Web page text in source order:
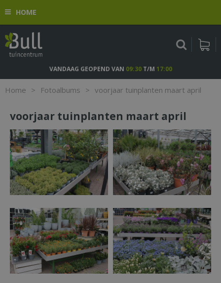
n
o
HOME
Home > Fotoalbums > voorjaar tuinplanten maart april
VANDAAG GEOPEND VAN 09:30T/M 17:00
voorjaar tuinplanten maart april